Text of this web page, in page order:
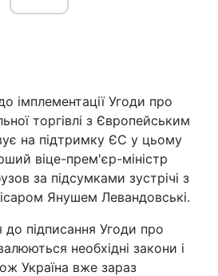
імплементації Угоди про
торгівлі з Європейським
на підтримку ЄС у цьому
віце-прем'єр-міністр
за підсумками зустрічі з
Янушем Левандовські.
до підписання Угоди про
необхідні закони і
Україна вже зараз